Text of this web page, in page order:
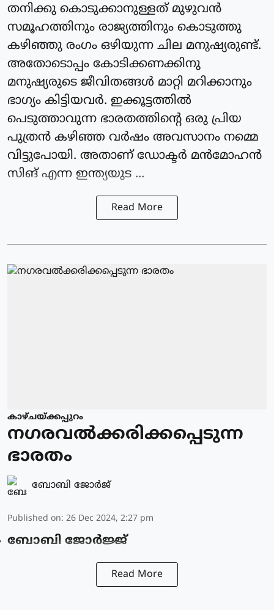
തനിക്കു കൊടുക്കാനുള്ളത് മുഴുവന്‍
സമൂഹത്തിനും രാജ്യത്തിനും കൊടുത്തു
കഴിഞ്ഞു രംഗം ഒഴിയുന്ന ചില മനുഷ്യരുണ്ട്.
അതോടൊപ്പം കോടിക്കണക്കിനു
മനുഷ്യരുടെ ജീവിതങ്ങള്‍ മാറ്റി മറിക്കാനും
ഭാഗ്യം കിട്ടിയവര്‍. ഇക്കൂട്ടത്തില്‍
പെടുത്താവുന്ന ഭാരതത്തിന്റെ ഒരു പ്രിയ
പുത്രന്‍ കഴിഞ്ഞ വര്‍ഷം അവസാനം നമ്മെ
വിട്ടുപോയി. അതാണ് ഡോക്ടര്‍ മന്‍മോഹന്‍
സിങ് എന്ന ഇന്ത്യയുട ...
Read More
കാഴ്ചയ്ക്കപ്പുറം
നഗരവല്‍ക്കരിക്കപ്പെടുന്ന
ഭാരതം
ബോബി ജോര്‍ജ്
Published on: 26 Dec 2024, 2:27 pm
ബോബി ജോര്‍ജ്ജ്
Read More